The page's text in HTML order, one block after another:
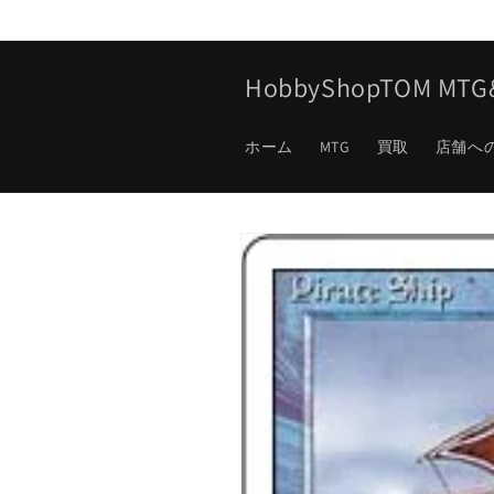
進む
HobbyShopTOM
ホーム MTG 買取 店舗へ
商品情
キップ